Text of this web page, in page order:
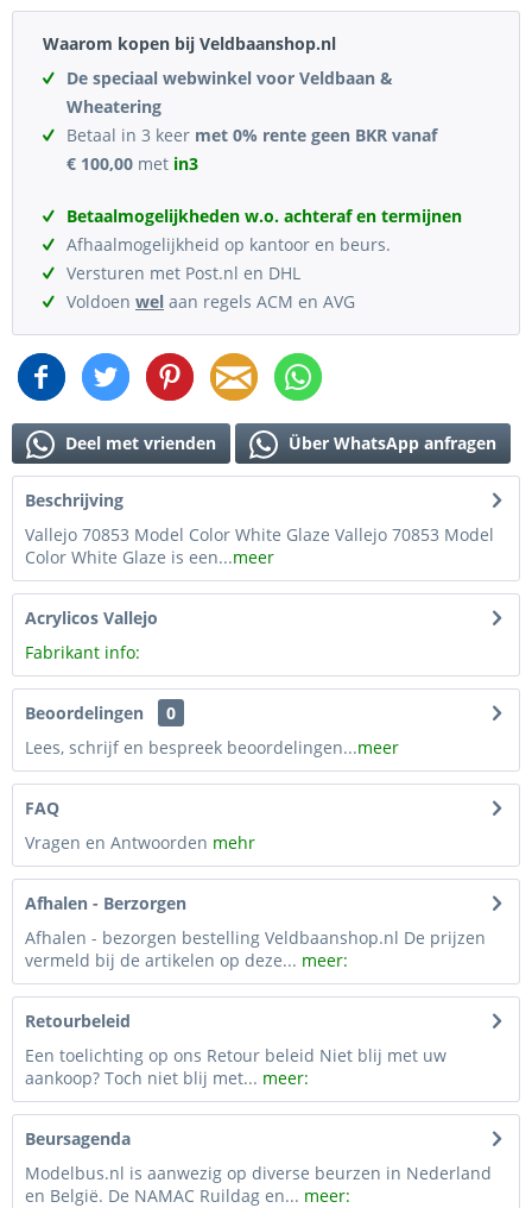
Waarom kopen bij Veldbaanshop.nl
De speciaal webwinkel voor Veldbaan &
Wheatering
Betaal in 3 keer met 0% rente geen BKR vanaf
€ 100,00 met in3
Betaalmogelijkheden w.o. achteraf en termijnen
Afhaalmogelijkheid op kantoor en beurs.
Versturen met Post.nl en DHL
Voldoen wel aan regels ACM en AVG
Deel met vrienden Über WhatsApp anfragen
Beschrijving
Vallejo 70853 Model Color White Glaze Vallejo 70853 Model
Color White Glaze is een...meer
Acrylicos Vallejo
Fabrikant info:
Beoordelingen
0
Lees, schrijf en bespreek beoordelingen...meer
FAQ
Vragen en Antwoorden mehr
Afhalen - Berzorgen
Afhalen - bezorgen bestelling Veldbaanshop.nl De prijzen
vermeld bij de artikelen op deze... meer:
Retourbeleid
Een toelichting op ons Retour beleid Niet blij met uw
aankoop? Toch niet blij met... meer:
Beursagenda
Modelbus.nl is aanwezig op diverse beurzen in Nederland
en België. De NAMAC Ruildag en... meer: